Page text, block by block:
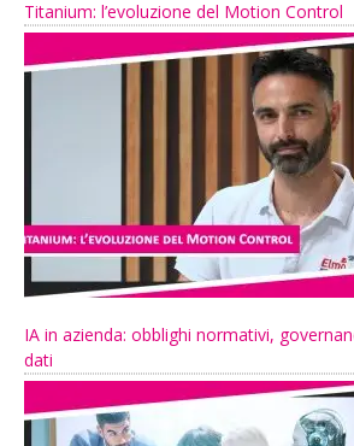
Titanium: l’evoluzione del Motion Control
IA in azienda: obblighi normativi,
dati